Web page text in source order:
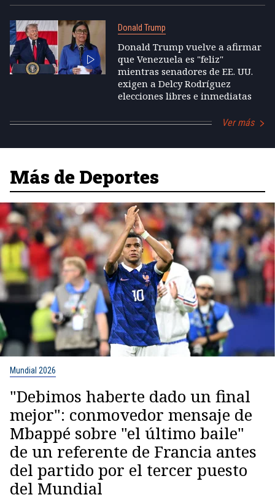
Donald Trump
Donald Trump vuelve a afirmar
que Venezuela es "feliz"
mientras senadores de EE. UU.
exigen a Delcy Rodríguez
elecciones libres e inmediatas
Ver más
Más de Deportes
Mundial 2026
"Debimos haberte dado un final
mejor": conmovedor mensaje de
Mbappé sobre "el último baile"
de un referente de Francia antes
del partido por el tercer puesto
del Mundial